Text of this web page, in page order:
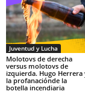
Juventud y Lucha
Molotovs de derecha
versus molotovs de
izquierda. Hugo Herrera
la profanaciónde la
botella incendiaria